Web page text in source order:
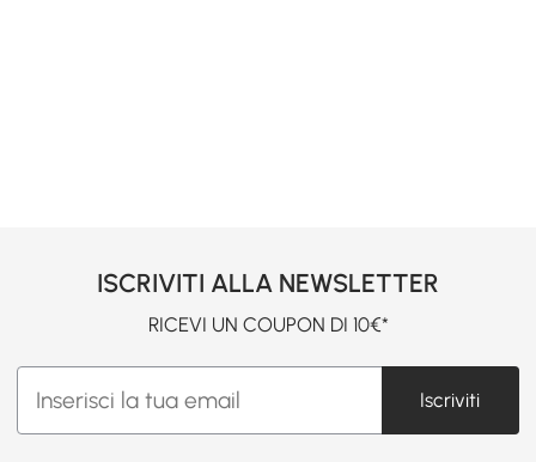
ISCRIVITI ALLA NEWSLETTER
RICEVI UN COUPON DI 10€*
Iscriviti